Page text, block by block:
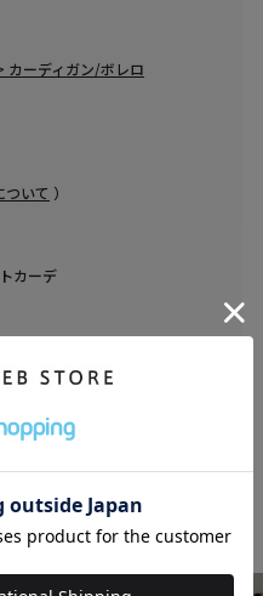
カーディガン/ボレロ
ついて ）
カーデ